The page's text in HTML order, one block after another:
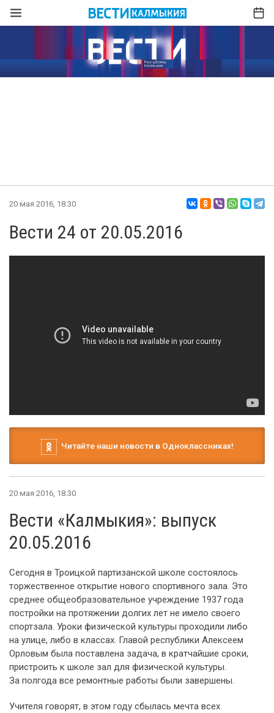
20 мая 2016, 18:30
Вести 24 от 20.05.2016
Читайте наши новости в Одноклассниках!
20 мая 2016, 18:30
Вести «Калмыкия»: выпуск
20.05.2016
Сегодня в Троицкой партизанской школе состоялось
торжественное открытие нового спортивного зала. Это
среднее общеобразовательное учреждение 1937 года
постройки на протяжении долгих лет не имело своего
спортзала. Уроки физической культуры проходили либо
на улице, либо в классах. Главой республики Алексеем
Орловым была поставлена задача, в кратчайшие сроки,
пристроить к школе зал для физической культуры.
За полгода все ремонтные работы были завершены.
Учителя говорят, в этом году сбылась мечта всех